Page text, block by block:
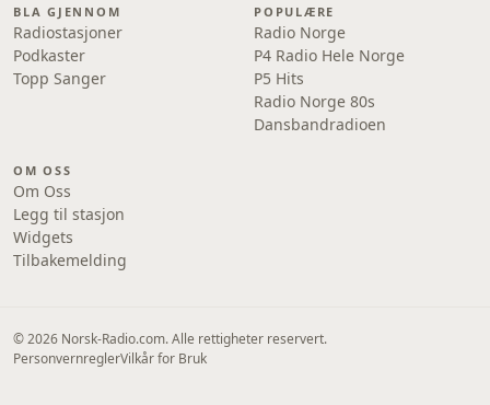
BLA GJENNOM
Radiostasjoner
Podkaster
Topp Sanger
POPULÆRE
Radio Norge
P4 Radio Hele Norge
P5 Hits
Radio Norge 80s
Dansbandradioen
OM OSS
Om Oss
Legg til stasjon
Widgets
Tilbakemelding
© 2026 Norsk-Radio.com. Alle rettigheter reservert.
PersonvernreglerVilkår for Bruk